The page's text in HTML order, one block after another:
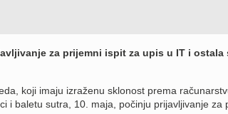
za prijemni ispit za upis u IT i
koji imaju izraženu sklonost prema
i baletu sutra, 10. maja, počinju prijavljivanje za